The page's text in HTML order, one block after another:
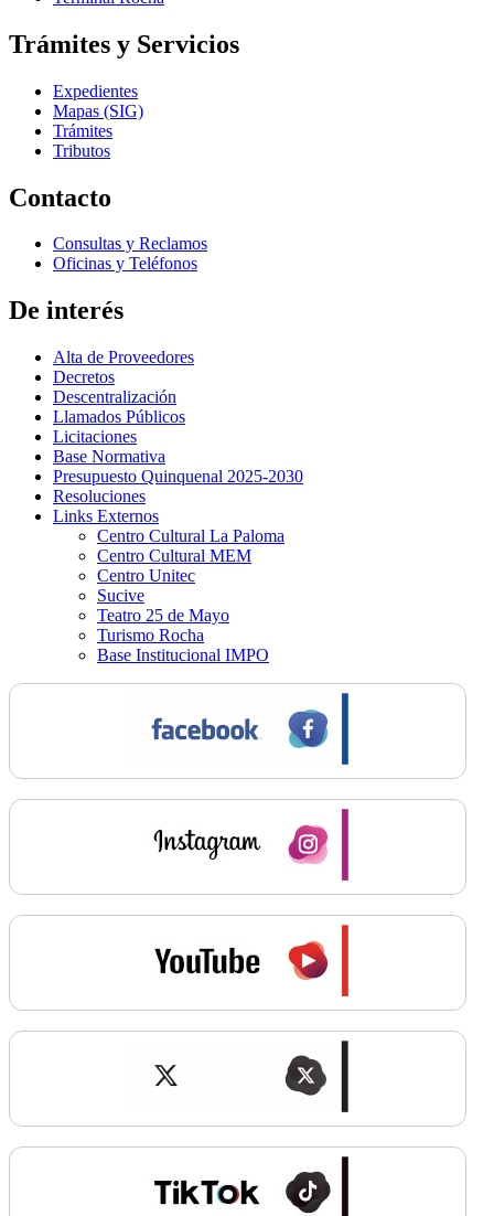
Trámites y Servicios
Expedientes
Mapas (SIG)
Trámites
Tributos
Contacto
Consultas y Reclamos
Oficinas y Teléfonos
De interés
Alta de Proveedores
Decretos
Descentralización
Llamados Públicos
Licitaciones
Base Normativa
Presupuesto Quinquenal 2025-2030
Resoluciones
Links Externos
Centro Cultural La Paloma
Centro Cultural MEM
Centro Unitec
Sucive
Teatro 25 de Mayo
Turismo Rocha
Base Institucional IMPO